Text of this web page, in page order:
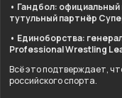
• Гандбол:
тутульный партнёр
• Единоборства:
Professional Wrestling
Всё это подтверждает,
российского спорта.